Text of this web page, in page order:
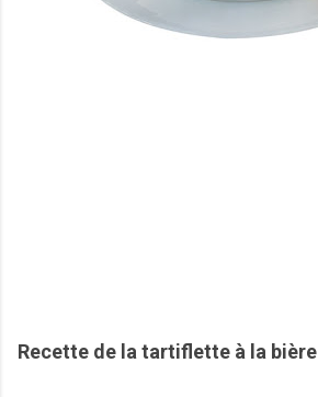
Recette de la tartiflette à la bière